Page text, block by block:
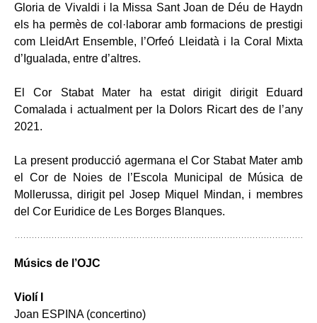
Gloria de Vivaldi i la Missa Sant Joan de Déu de Haydn
els ha permès de col·laborar amb formacions de prestigi
com LleidArt Ensemble, l’Orfeó Lleidatà i la Coral Mixta
d’Igualada, entre d’altres.
El Cor Stabat Mater ha estat dirigit dirigit Eduard
Comalada i actualment per la Dolors Ricart des de l’any
2021.
La present producció agermana el Cor Stabat Mater amb
el Cor de Noies de l’Escola Municipal de Música de
Mollerussa, dirigit pel Josep Miquel Mindan, i membres
del Cor Euridice de Les Borges Blanques.
Músics de l’OJC
Violí I
Joan ESPINA (concertino)